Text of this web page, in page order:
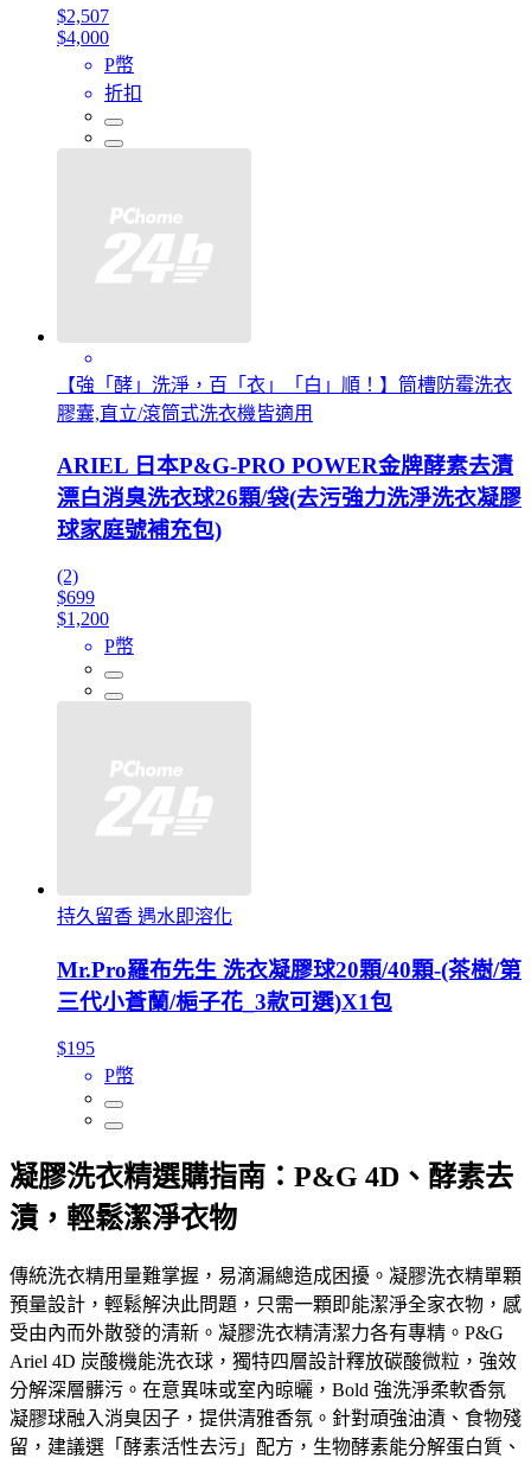
$2,507
$4,000
P幣
折扣
【強「酵」洗淨，百「衣」「白」順！】筒槽防霉洗衣
膠囊,直立/滾筒式洗衣機皆適用
ARIEL 日本P&G-PRO POWER金牌酵素去漬
漂白消臭洗衣球26顆/袋(去污強力洗淨洗衣凝膠
球家庭號補充包)
(2)
$699
$1,200
P幣
持久留香 遇水即溶化
Mr.Pro羅布先生 洗衣凝膠球20顆/40顆-(茶樹/第
三代小蒼蘭/梔子花_3款可選)X1包
$195
P幣
凝膠洗衣精選購指南：P&G 4D、酵素去
漬，輕鬆潔淨衣物
傳統洗衣精用量難掌握，易滴漏總造成困擾。凝膠洗衣精單顆
預量設計，輕鬆解決此問題，只需一顆即能潔淨全家衣物，感
受由內而外散發的清新。凝膠洗衣精清潔力各有專精。P&G
Ariel 4D 炭酸機能洗衣球，獨特四層設計釋放碳酸微粒，強效
分解深層髒污。在意異味或室內晾曬，Bold 強洗淨柔軟香氛
凝膠球融入消臭因子，提供清雅香氛。針對頑強油漬、食物殘
留，建議選「酵素活性去污」配方，生物酵素能分解蛋白質、